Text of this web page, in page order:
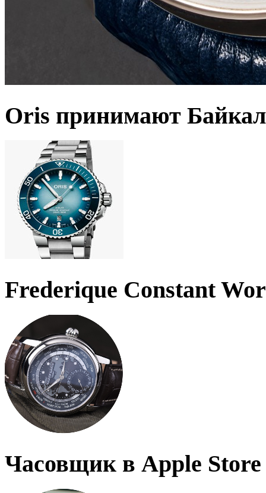
Oris принимают
Frederique Constant
Часовщик в Apple Store